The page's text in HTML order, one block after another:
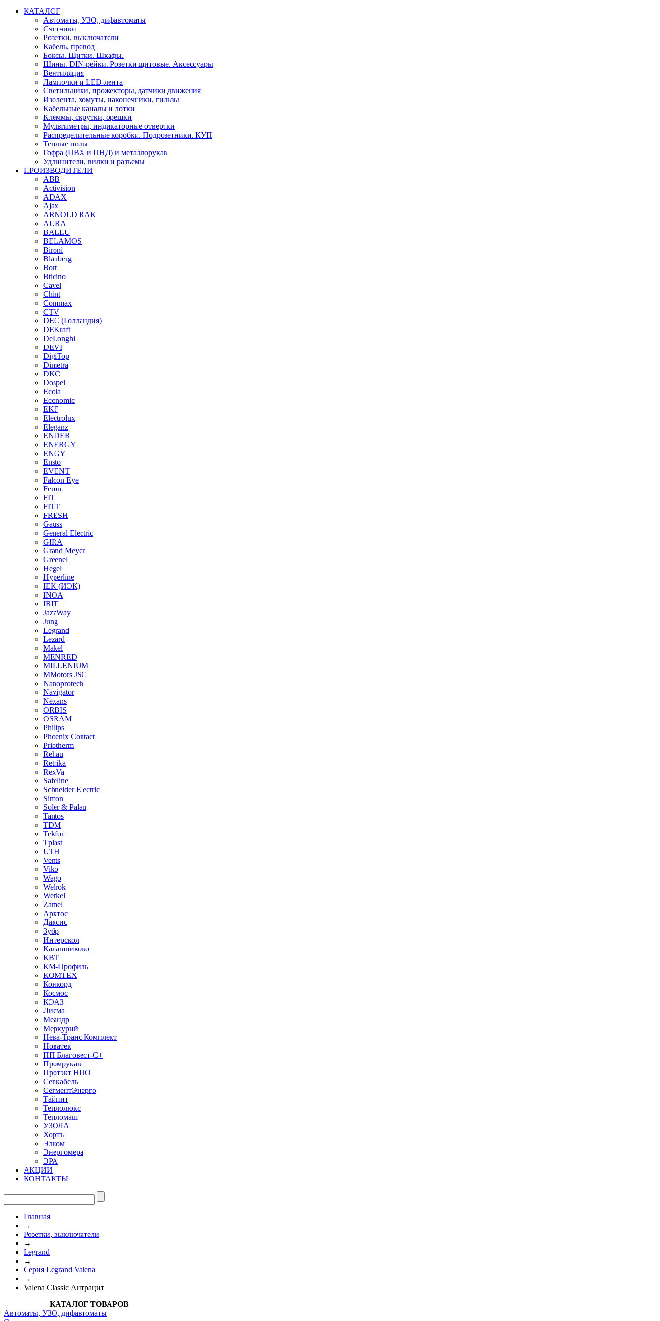
КАТАЛОГ
Автоматы, УЗО, дифавтоматы
Счетчики
Розетки, выключатели
Кабель, провод
Боксы. Щитки. Шкафы.
Шины. DIN-рейки. Розетки щитовые. Аксессуары
Вентиляция
Лампочки и LED-лента
Светильники, прожекторы, датчики движения
Изолента, хомуты, наконечники, гильзы
Кабельные каналы и лотки
Клеммы, скрутки, орешки
Мультиметры, индикаторные отвертки
Распределительные коробки. Подрозетники. КУП
Теплые полы
Гофра (ПВХ и ПНД) и металлорукав
Удлинители, вилки и разъемы
ПРОИЗВОДИТЕЛИ
ABB
Activision
ADAX
Ajax
ARNOLD RAK
AURA
BALLU
BELAMOS
Bironi
Blauberg
Bort
Bticino
Cavel
Chint
Commax
CTV
DEC (Голландия)
DEKraft
DeLonghi
DEVI
DigiTop
Dimetra
DKC
Dospel
Ecola
Economic
EKF
Electrolux
Eleganz
ENDER
ENERGY
ENGY
Ensto
EVENT
Falcon Eye
Feron
FIT
FITT
FRESH
Gauss
General Electric
GIRA
Grand Meyer
Greenel
Hegel
Hyperline
IEK (ИЭК)
INOA
IRIT
JazzWay
Jung
Legrand
Lezard
Makel
MENRED
MILLENIUM
MMotors JSC
Nanoprotech
Navigator
Nexans
ORBIS
OSRAM
Philips
Phoenix Contact
Priotherm
Rehau
Retrika
RexVa
Safeline
Schneider Electric
Simon
Soler & Palau
Tantos
TDM
Tekfor
Tplast
UTH
Vents
Viko
Wago
Welrok
Werkel
Zamel
Арктос
Даксис
Зубр
Интерскол
Калашниково
КВТ
КМ-Профиль
КОМТЕХ
Конкорд
Космос
КЭАЗ
Лисма
Меандр
Меркурий
Нева-Транс Комплект
Новатек
ПП Благовест-С+
Промрукав
Протэкт НПО
Севкабель
СегментЭнерго
Тайпит
Теплолюкс
Тепломаш
УЗОЛА
Хортъ
Элком
Энергомера
ЭРА
АКЦИИ
КОНТАКТЫ
Главная
→
Розетки, выключатели
→
Legrand
→
Серия Legrand Valena
→
Valena Classic Антрацит
КАТАЛОГ ТОВАРОВ
Автоматы, УЗО, дифавтоматы